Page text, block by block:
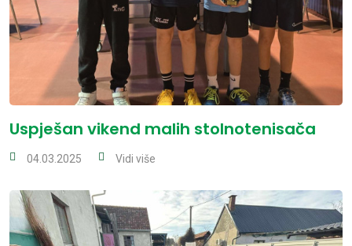
Uspješan vikend malih stolnotenisača
04.03.2025 Vidi više